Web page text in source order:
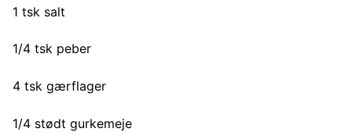
1 tsk salt
1/4 tsk peber
4 tsk gærflager
1/4 stødt gurkemeje